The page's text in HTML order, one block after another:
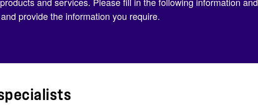
provide the information you require.